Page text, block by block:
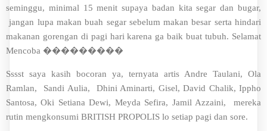
seminggu, minimal 15 menit supaya badan kita segar dan bugar,
jangan lupa makan buah segar sebelum makan besar serta hindari
makanan gorengan di pagi hari karena ga baik buat tubuh. Selamat
Mencoba ���������
Sssst saya kasih bocoran ya, ternyata artis Andre Taulani, Ola
Ramlan, Sandi Aulia, Dhini Aminarti, Gisel, David Chalik, Ippho
Santosa, Oki Setiana Dewi, Meyda Sefira, Jamil Azzaini, mereka
rutin mengkonsumi BRITISH PROPOLIS lo setiap pagi dan sore.